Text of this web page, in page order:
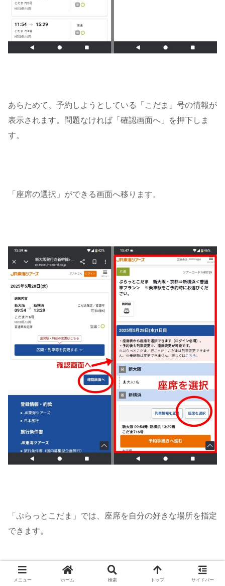
あらためて、予約しようとしている「こだま」号の情報が
表示されます。問題なければ「確認画面へ」を押下しま
す。
「座席の選択」ができる画面へ移ります。
「ぷらっとこだま」では、座席を自分の好きな場所を指定
できます。
メニュー ホーム 検索 トップ サイドバー